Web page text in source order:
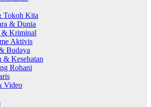
Tokoh Kita
& Dunia
& Kriminal
Aktivis
Budaya
& Kesehatan
Rohani
Video